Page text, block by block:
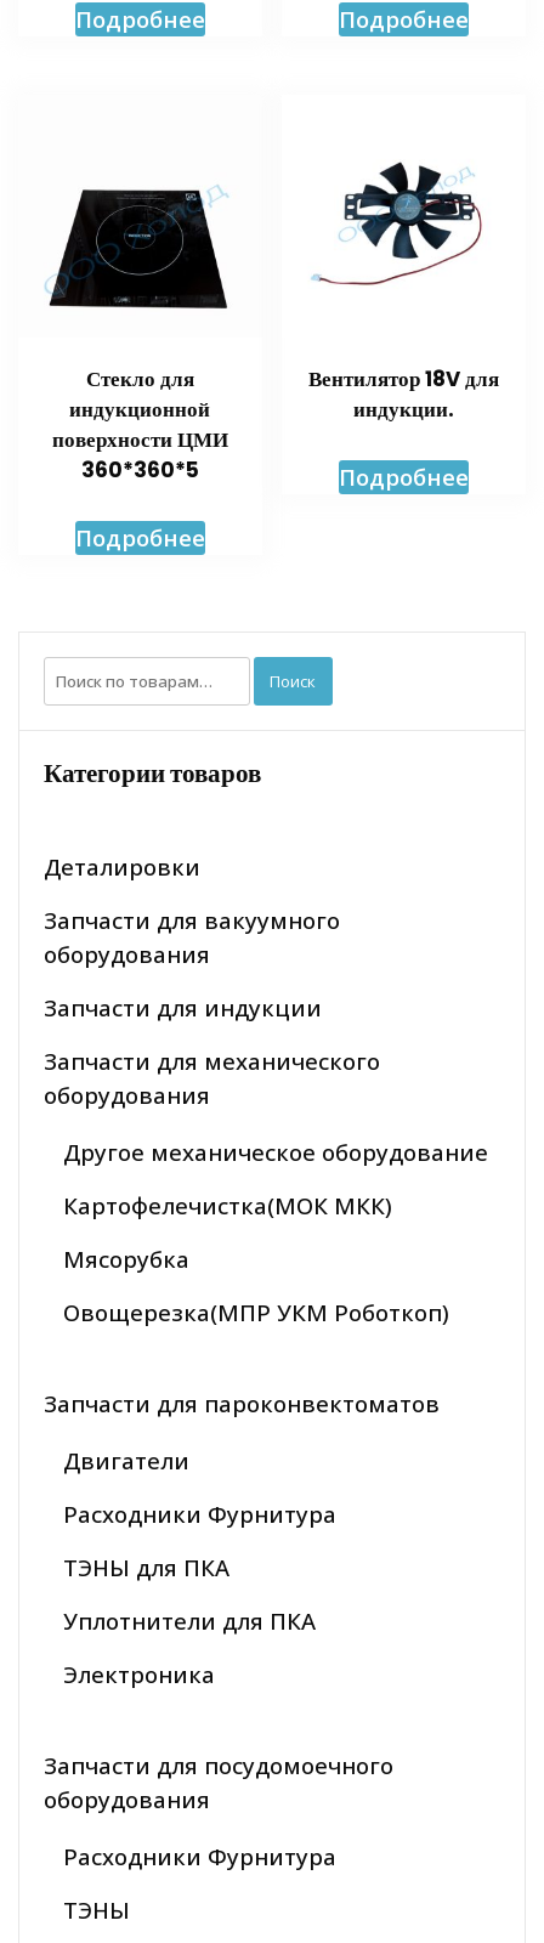
Подробнее Подробнее
Стекло для
индукционной
поверхности ЦМИ
360*360*5
Подробнее
Вентилятор 18V для
индукции.
Подробнее
Искать: Поиск
Категории товаров
Деталировки
Запчасти для вакуумного
оборудования
Запчасти для индукции
Запчасти для механического
оборудования
Другое механическое оборудование
Картофелечистка(МОК МКК)
Мясорубка
Овощерезка(МПР УКМ Роботкоп)
Запчасти для пароконвектоматов
Двигатели
Расходники Фурнитура
ТЭНЫ для ПКА
Уплотнители для ПКА
Электроника
Запчасти для посудомоечного
оборудования
Расходники Фурнитура
ТЭНЫ